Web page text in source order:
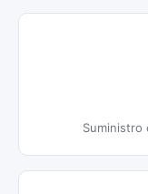
Suministro